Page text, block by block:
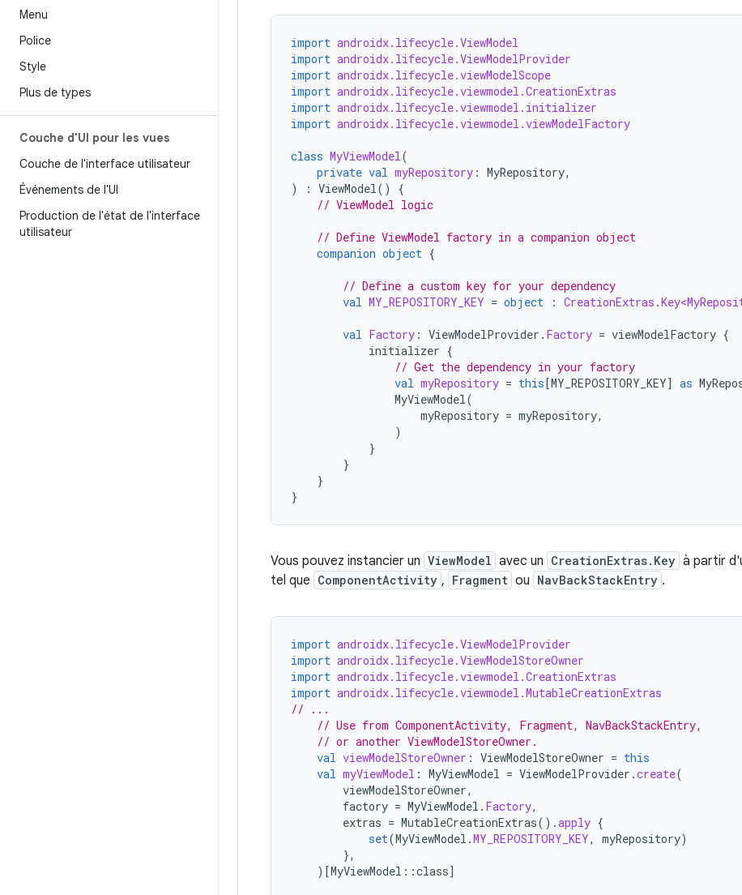
Menu
Police
Style
Plus de types
Couche d'UI pour les vues
Couche de l'interface utilisateur
Événements de l'UI
Production de l'état de l'interface
utilisateur
import androidx.lifecycle.ViewModel
import androidx.lifecycle.ViewModelProvider
import androidx.lifecycle.viewModelScope
import androidx.lifecycle.viewmodel.CreationExtras
import androidx.lifecycle.viewmodel.initializer
import androidx.lifecycle.viewmodel.viewModelFactory
class MyViewModel(
private val myRepository : MyRepository,
)
: ViewModel()
{
// ViewModel logic
// Define ViewModel factory in a companion object
companion object {
// Define a custom key for your dependency
val MY_REPOSITORY_KEY = object : CreationExtras .
val Factory : ViewModelProvider . Factory = viewModelFactory {
initializer {
// Get the dependency in your factory
val myRepository = this[MY_REPOSITORY_KEY] as
MyViewModel(
myRepository = myRepository,
)
}
}
}
}
Vous pouvez instancier un ViewModel avec un CreationExtras.Key à partir
tel que ComponentActivity , Fragment ou NavBackStackEntry .
import androidx.lifecycle.ViewModelProvider
import androidx.lifecycle.ViewModelStoreOwner
import androidx.lifecycle.viewmodel.CreationExtras
import androidx.lifecycle.viewmodel.MutableCreationExtras
// ...
// Use from ComponentActivity, Fragment, NavBackStackEntry,
// or another ViewModelStoreOwner.
val viewModelStoreOwner : ViewModelStoreOwner = this
val myViewModel : MyViewModel = ViewModelProvider .create(
viewModelStoreOwner,
factory = MyViewModel . Factory,
extras = MutableCreationExtras().apply {
set(MyViewModel .MY_REPOSITORY_KEY, myRepository)
},
) [MyViewModel ::class]